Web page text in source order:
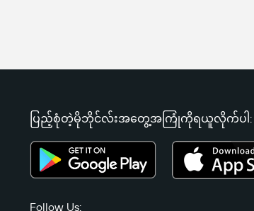
ပြည့်စုံတဲ့မိုဘိုင်လ်းအတွေ့အကြုံကိုရယူလိုက်ပါ:
Follow Us: